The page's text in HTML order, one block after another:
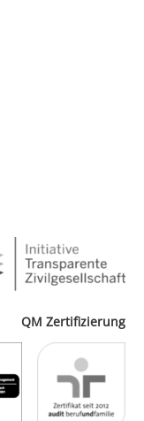
QM Zertifizierung